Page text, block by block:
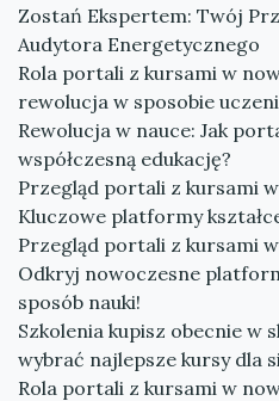
Zostań Ekspertem: Twój
Audytora Energetycznego
Rola portali z kursami w
rewolucja w sposobie
Rewolucja w nauce: Jak
współczesną edukację?
Przegląd portali z kursami
Kluczowe platformy
Przegląd portali z kursami
Odkryj nowoczesne
sposób nauki!
Szkolenia kupisz obecnie w
wybrać najlepsze kursy dla
Rola portali z kursami w